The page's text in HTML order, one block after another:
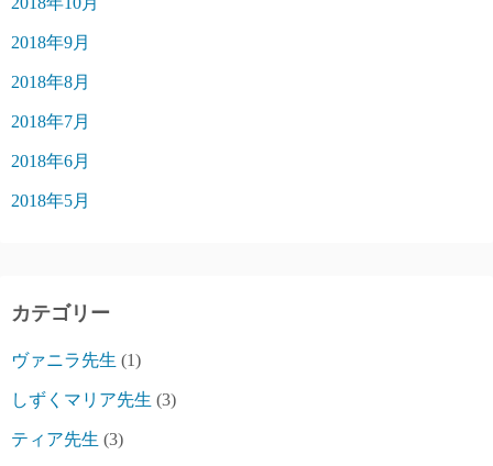
2018年9月
2018年8月
2018年7月
2018年6月
2018年5月
カテゴリー
ヴァニラ先生 (1)
しずくマリア先生 (3)
ティア先生 (3)